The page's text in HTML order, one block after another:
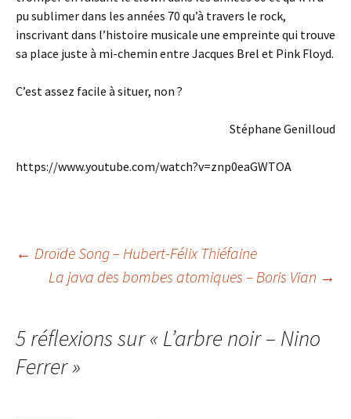
pu sublimer dans les années 70 qu’à travers le rock,
inscrivant dans l’histoire musicale une empreinte qui trouve
sa place juste à mi-chemin entre Jacques Brel et Pink Floyd.
C’est assez facile à situer, non ?
Stéphane Genilloud
https://www.youtube.com/watch?v=znp0eaGWTOA
Navigation
articles
← Droïde Song – Hubert-Félix Thiéfaine
La java des bombes atomiques – Boris Vian →
5 réflexions sur « L’arbre noir – Nino
Ferrer»